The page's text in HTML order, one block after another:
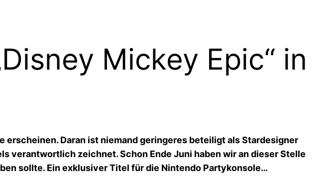
Mickey Epic“ in
erscheinen. Daran ist niemand geringeres beteiligt als Stardesigner
verantwortlich zeichnet. Schon Ende Juni haben wir an dieser Stelle
sollte. Ein exklusiver Titel für die Nintendo Partykonsole…